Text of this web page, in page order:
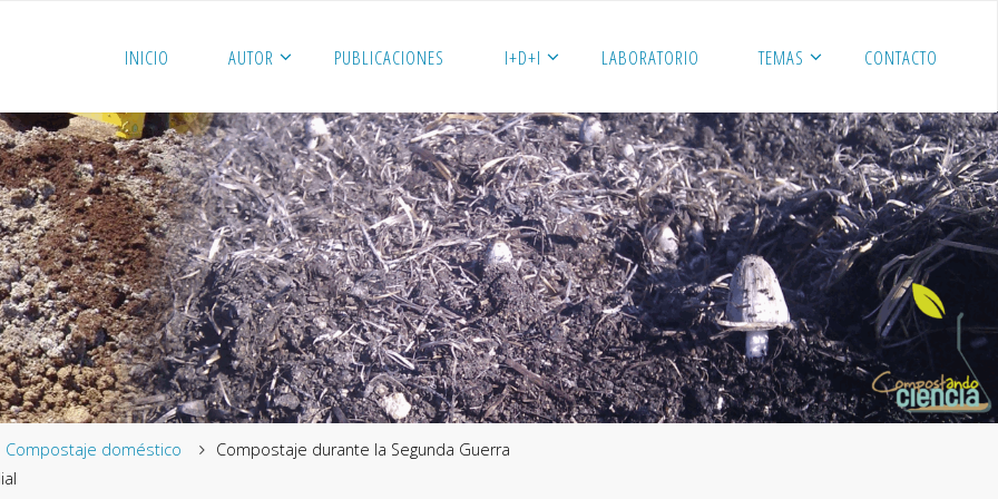
INICIO AUTOR PUBLICACIONES I+D+I LABORATORIO TEMAS CONTACTO
Compostaje doméstico
Compostaje durante la Segunda Guerra